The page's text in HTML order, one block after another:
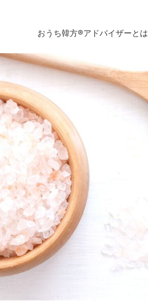
おうち韓方®アドバイザーとは